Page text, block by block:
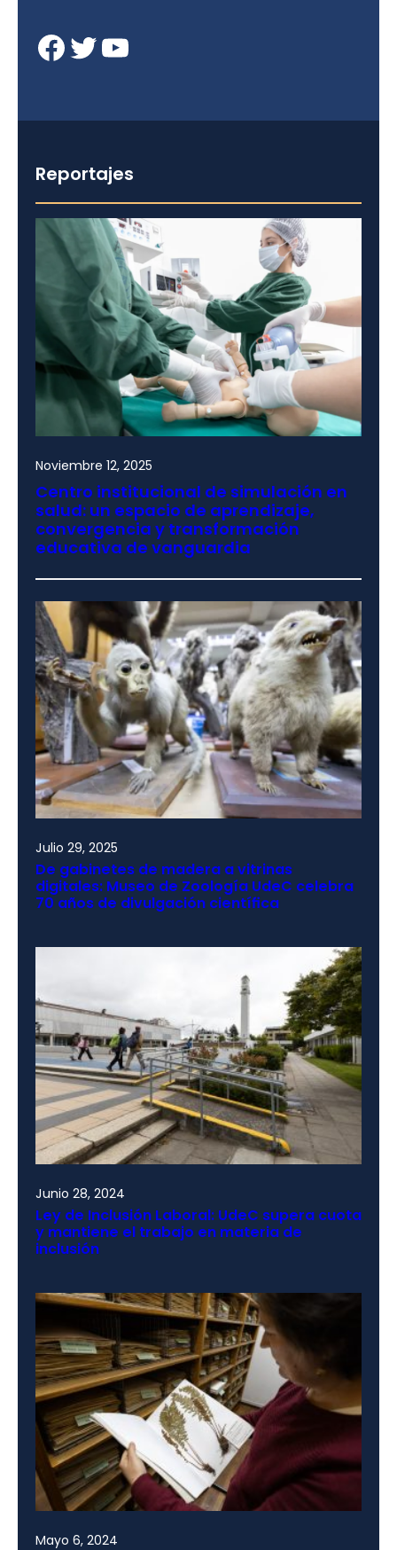
Facebook Twitter YouTube
Reportajes
Noviembre 12, 2025
Centro institucional de simulación en
salud: un espacio de aprendizaje,
convergencia y transformación
educativa de vanguardia
Julio 29, 2025
De gabinetes de madera a vitrinas
digitales: Museo de Zoología UdeC celebra
70 años de divulgación científica
Junio 28, 2024
Ley de Inclusión Laboral: UdeC supera cuota
y mantiene el trabajo en materia de
inclusión
Mayo 6, 2024